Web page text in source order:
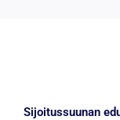
Sijoitussuunan